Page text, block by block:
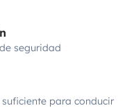
seguridad
para conducir